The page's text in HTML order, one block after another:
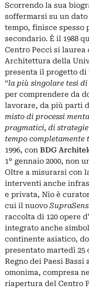
Scorrendo la sua
soffermarsi su un
tempo, finisce spesso
secondario. È il 1988
Centro Pecci si laurea
Architettura della
presenta il progetto
“la più singolare tesi di
per comprendere da
lavorare, da più parti
misto di processi
pragmatici, di
tempo completamente
1996, con BDG
1° gennaio 2000, non
Oltre a misurarsi con
interventi anche
e privata, Nio è
cui il nuovo
raccolta di 120 opere
integrato anche
continente asiatico,
presentato martedì 25
Regno dei Paesi Bassi
omonima, compresa
riapertura del Centro